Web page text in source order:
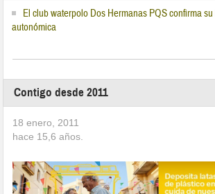
El club waterpolo Dos Hermanas PQS confirma
autonómica
Contigo desde 2011
18 enero, 2011
hace 15,6 años.